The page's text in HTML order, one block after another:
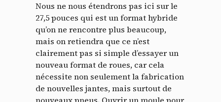
Nous ne nous étendrons pas ici sur le
27,5 pouces qui est un format hybride
qu’on ne rencontre plus beaucoup,
mais on retiendra que ce n’est
clairement pas si simple d’essayer un
nouveau format de roues, car cela
nécessite non seulement la fabrication
de nouvelles jantes, mais surtout de